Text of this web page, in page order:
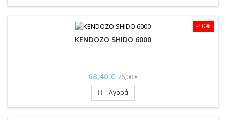
-10%
KENDOZO SHIDO 6000
Τιμή
68,40 € Κανονική
τιμή
76,00 €
 Αγορά